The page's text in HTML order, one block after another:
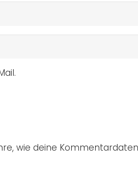
wie deine Kommentardaten